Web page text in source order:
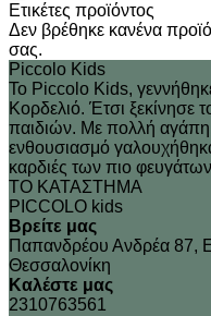
Ετικέτες προϊόντος
Δεν βρέθηκε κανένα
σας.
Piccolo Kids
Το Piccolo Kids,
Κορδελιό. Έτσι ξεκίνησε
παιδιών. Με πολλή αγάπη,
ενθουσιασμό
καρδιές των πιο
ΤΟ ΚΑΤΑΣΤΗΜΑ
PICCOLO kids
Βρείτε μας
Παπανδρέου Ανδρέα 87,
Θεσσαλονίκη
Καλέστε μας
2310763561